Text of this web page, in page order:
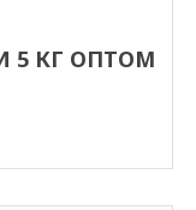
5 КГ ОПТОМ